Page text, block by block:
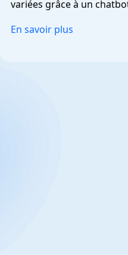
variées grâce à un
En savoir plus